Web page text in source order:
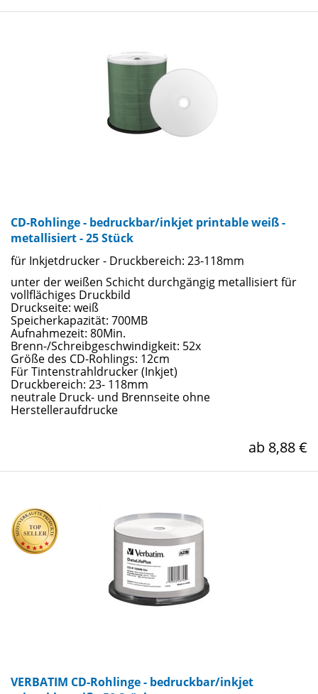
CD-Rohlinge - bedruckbar/inkjet printable weiß -
metallisiert - 25 Stück
für Inkjetdrucker - Druckbereich: 23-118mm
unter der weißen Schicht durchgängig metallisiert für
vollflächiges Druckbild
Druckseite: weiß
Speicherkapazität: 700MB
Aufnahmezeit: 80Min.
Brenn-/Schreibgeschwindigkeit: 52x
Größe des CD-Rohlings: 12cm
Für Tintenstrahldrucker (Inkjet)
Druckbereich: 23- 118mm
neutrale Druck- und Brennseite ohne
Herstelleraufdrucke
ab 8,88 €
VERBATIM CD-Rohlinge - bedruckbar/inkjet